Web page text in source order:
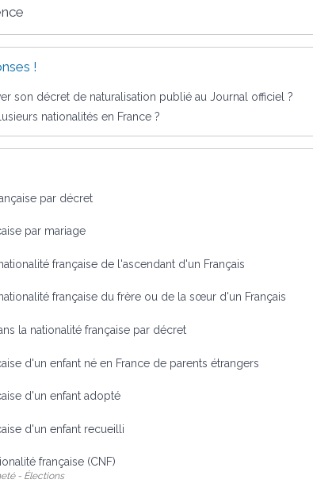
!
son décret de naturalisation publié au Journal officiel ?
nationalités en France ?
par décret
par mariage
française de l'ascendant d'un Français
française du frère ou de la sœur d'un Français
la nationalité française par décret
d'un enfant né en France de parents étrangers
d'un enfant adopté
d'un enfant recueilli
française (CNF)
- Élections